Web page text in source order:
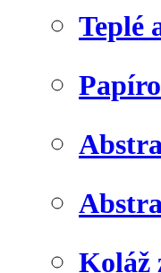
Teplé
Koláž